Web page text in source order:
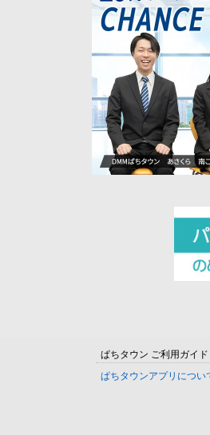
ぱちタウン ご利用ガイド
ぱちタウンアプリについ